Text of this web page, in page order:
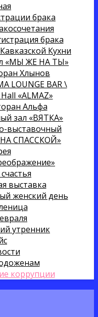
брака
брака
Кухни
«МЫ ЖЕ НА ТЫ»
Хлынов
LOUNGE BAR \
«ALMAZ»
Альфа
зал «ВЯТКА»
выставочный
СПАССКОЙ»
выставка
женский день
утренник
коррупции